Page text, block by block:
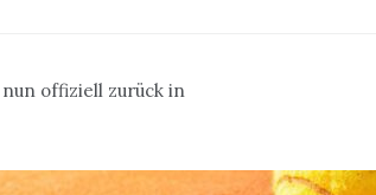
offiziell zurück in